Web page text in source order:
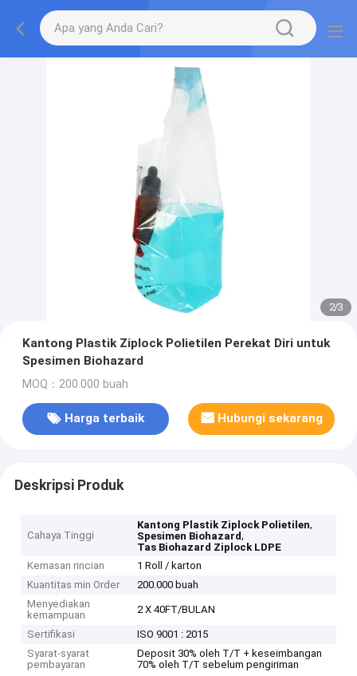
2/3
Kantong Plastik Ziplock Polietilen Perekat Diri untuk
Spesimen Biohazard
MOQ：200.000 buah
Harga terbaik Hubungi sekarang
Deskripsi Produk
Cahaya Tinggi
Kantong Plastik Ziplock Polietilen,
Spesimen Biohazard,
Tas Biohazard Ziplock LDPE
Kemasan rincian
1 Roll / karton
Kuantitas min Order
200.000 buah
Menyediakan
kemampuan
2 X 40FT/BULAN
Sertifikasi
ISO 9001 : 2015
Syarat-syarat
pembayaran
Deposit 30% oleh T/T + keseimbangan
70% oleh T/T sebelum pengiriman